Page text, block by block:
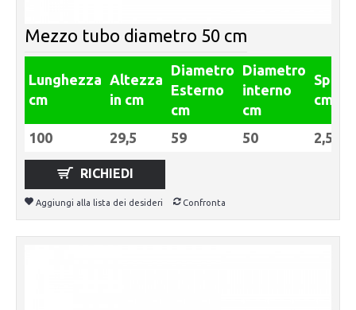
Mezzo tubo diametro 50 cm
Lunghezza
cm
Altezza
in cm
Diametro
Esterno
cm
Diametro
interno
cm
cm
100 29,5 59 50 2,5
RICHIEDI
Aggiungi alla lista dei desideri Confronta